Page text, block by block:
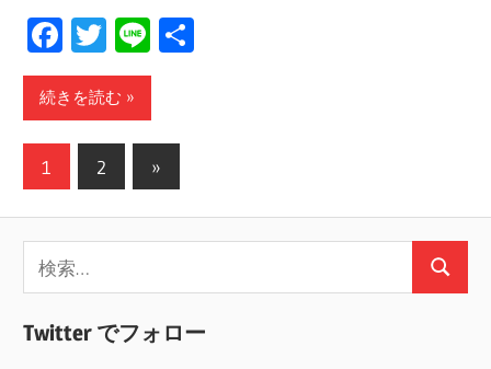
Facebook
Twitter
Line
続きを読む
投
の
ペ
ー
1 2
次
の
»
索:
検
Twitter でフォロー